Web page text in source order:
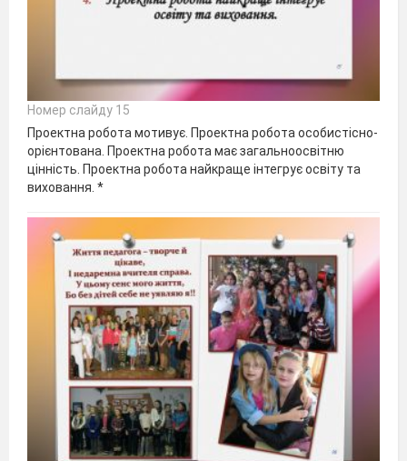
Номер слайду 15
Проектна робота мотивує. Проектна робота особистісно-
орієнтована. Проектна робота має загальноосвітню
цінність. Проектна робота найкраще інтегрує освіту та
виховання. *